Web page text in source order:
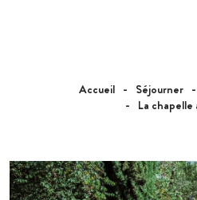
Accueil Séjourner
La chapelle